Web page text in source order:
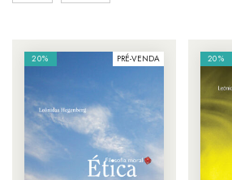
20% PRÉ-VENDA 20%